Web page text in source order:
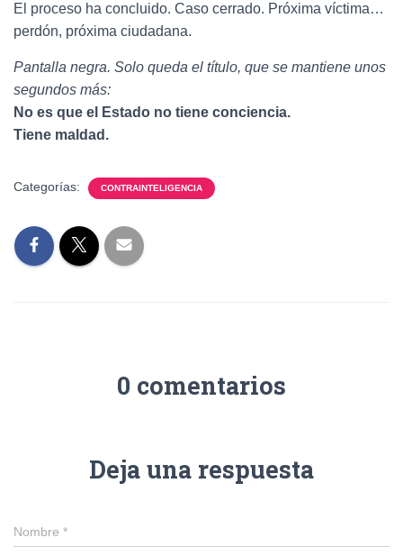
El proceso ha concluido. Caso cerrado. Próxima víctima…
perdón, próxima ciudadana.
Pantalla negra. Solo queda el título, que se mantiene unos
segundos más:
No es que el Estado no tiene conciencia.
Tiene maldad.
Categorías: CONTRAINTELIGENCIA
0 comentarios
Deja una respuesta
Nombre *